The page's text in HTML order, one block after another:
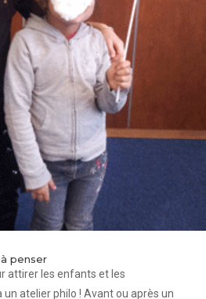
penser
attirer les enfants et les
atelier philo ! Avant ou après un